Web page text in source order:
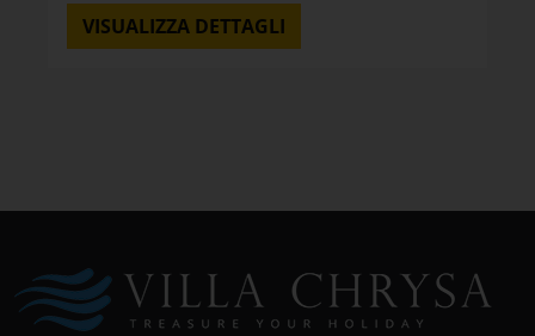
VISUALIZZA DETTAGLI